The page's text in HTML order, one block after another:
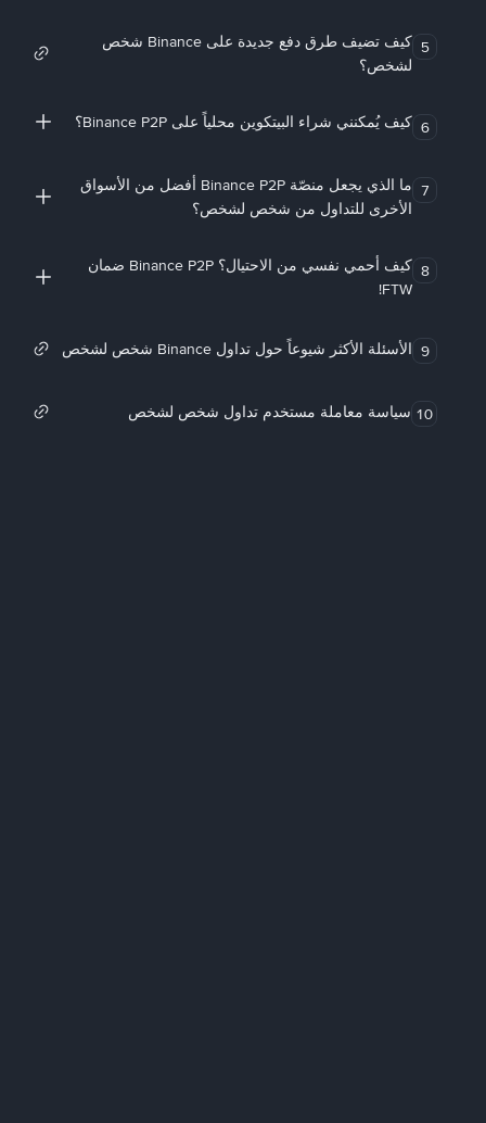
5
كيف تضيف طرق دفع جديدة على Binance شخص
لشخص؟
6 كيف يُمكنني شراء البيتكوين محلياً على Binance P2P؟
7
ما الذي يجعل منصّة Binance P2P أفضل من الأسواق
الأخرى للتداول من شخص لشخص؟
8
كيف أحمي نفسي من الاحتيال؟ Binance P2P ضمان
FTW!
9 الأسئلة الأكثر شيوعاً حول تداول Binance شخص لشخص
10 سياسة معاملة مستخدم تداول شخص لشخص